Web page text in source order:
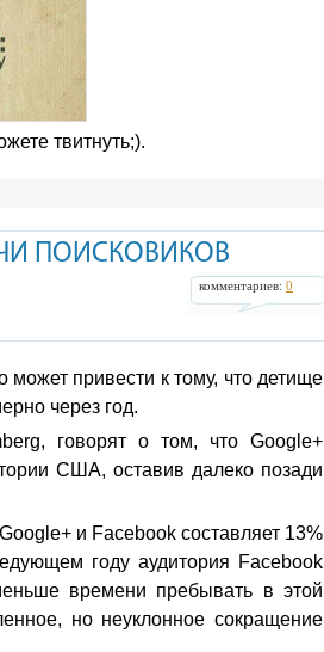
твитнуть;).
ПОИСКОВИКОВ
комментариев: 0
может привести к тому, что детище
через год.
говорят о том, что Google+
США, оставив далеко позади
и Facebook составляет 13%
году аудитория Facebook
времени пребывать в этой
но неуклонное сокращение